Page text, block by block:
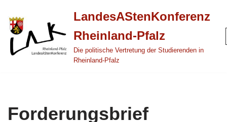
Zum
Inhalt
springen
LandesAStenKonferenz
Rheinland-Pfalz
Die politische Vertretung der Studierenden in
Rheinland-Pfalz
Forderungsbrief